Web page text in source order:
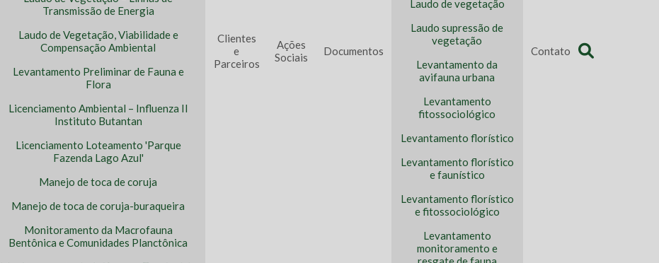
Transmissão de Energia
Laudo de Vegetação, Viabilidade e
Compensação Ambiental
Levantamento Preliminar de Fauna e
Flora
Licenciamento Ambiental – Influenza II
Instituto Butantan
Licenciamento Loteamento 'Parque
Fazenda Lago Azul'
Manejo de toca de coruja
Manejo de toca de coruja-buraqueira
Monitoramento da Macrofauna
Bentônica e Comunidades Planctônica
Clientes
e
Parceiros
Ações
Sociais
Documentos
Laudo de vegetação
Laudo supressão de
vegetação
Levantamento da
avifauna urbana
Levantamento
fitossociológico
Levantamento florístico
Levantamento florístico
e faunístico
Levantamento florístico
e fitossociológico
Levantamento
monitoramento e
Contato